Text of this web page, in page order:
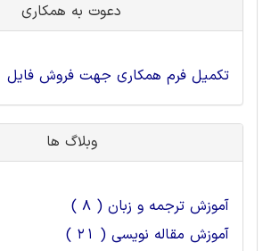
دعوت به همکاری
تکمیل فرم همکاری جهت فروش فایل
وبلاگ ها
آموزش ترجمه و زبان ( 8 )
آموزش مقاله نویسی ( 21 )